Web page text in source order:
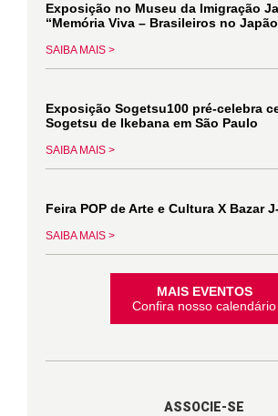
Exposição no Museu da Imigração
“Memória Viva – Brasileiros no
SAIBA MAIS >
Exposição Sogetsu100 pré-celebra
Sogetsu de Ikebana em São Paulo
SAIBA MAIS >
Feira POP de Arte e Cultura X Bazar
SAIBA MAIS >
MAIS EVENTOS
Confira nosso calendário
ASSOCIE-SE